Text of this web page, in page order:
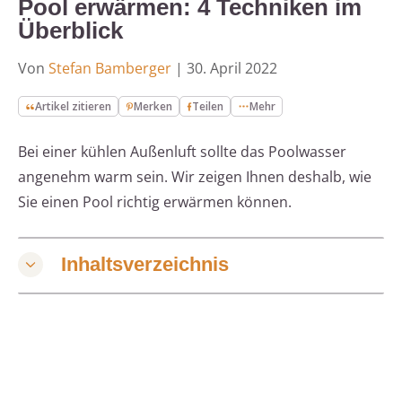
Pool erwärmen: 4 Techniken im
Überblick
Von Stefan Bamberger | 30. April 2022
Artikel zitieren Merken Teilen Mehr
Bei einer kühlen Außenluft sollte das Poolwasser
angenehm warm sein. Wir zeigen Ihnen deshalb, wie
Sie einen Pool richtig erwärmen können.
Inhaltsverzeichnis